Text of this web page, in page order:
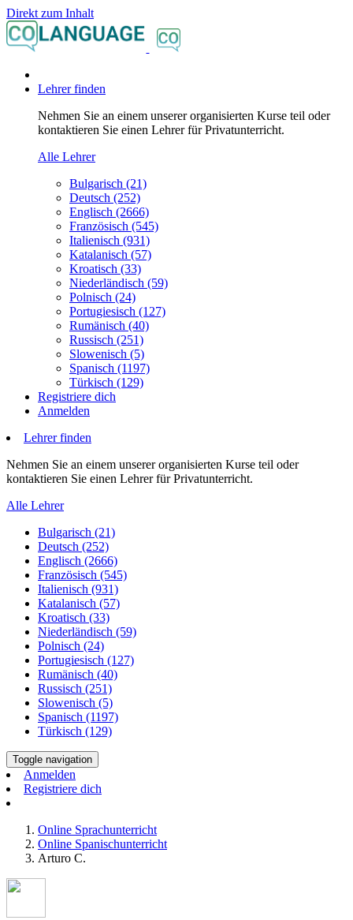
Direkt zum Inhalt
Lehrer finden
Nehmen Sie an einem unserer organisierten Kurse teil oder
kontaktieren Sie einen Lehrer für Privatunterricht.
Alle Lehrer
Bulgarisch (21)
Deutsch (252)
Englisch (2666)
Französisch (545)
Italienisch (931)
Katalanisch (57)
Kroatisch (33)
Niederländisch (59)
Polnisch (24)
Portugiesisch (127)
Rumänisch (40)
Russisch (251)
Slowenisch (5)
Spanisch (1197)
Türkisch (129)
Registriere dich
Anmelden
Lehrer finden
Nehmen Sie an einem unserer organisierten Kurse teil oder
kontaktieren Sie einen Lehrer für Privatunterricht.
Alle Lehrer
Bulgarisch (21)
Deutsch (252)
Englisch (2666)
Französisch (545)
Italienisch (931)
Katalanisch (57)
Kroatisch (33)
Niederländisch (59)
Polnisch (24)
Portugiesisch (127)
Rumänisch (40)
Russisch (251)
Slowenisch (5)
Spanisch (1197)
Türkisch (129)
Toggle navigation
Anmelden
Registriere dich
Online Sprachunterricht
Online Spanischunterricht
Arturo C.